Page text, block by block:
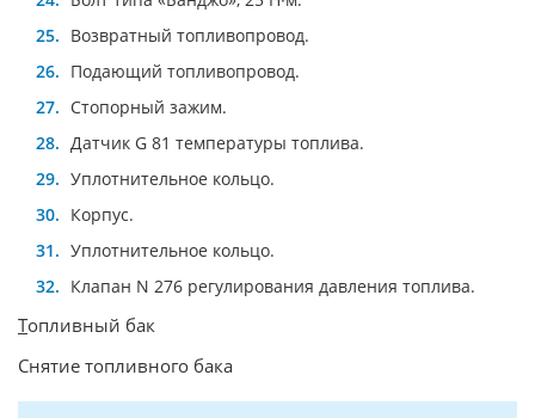
Возвратный топливопровод.
Подающий топливопровод.
Стопорный зажим.
Датчик G 81 температуры топлива.
Уплотнительное кольцо.
Корпус.
Уплотнительное кольцо.
Клапан N 276 регулирования давления топлива.
Топливный бак
Снятие топливного бака